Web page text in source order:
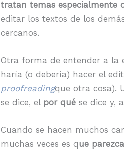
tratan temas especialmente
editar los textos de los
cercanos.
Otra forma de entender a la
haría (o debería) hacer el
proofreadingque otra cosa).
se dice, el por quése dice y,
Cuando se hacen muchos
muchas veces es que